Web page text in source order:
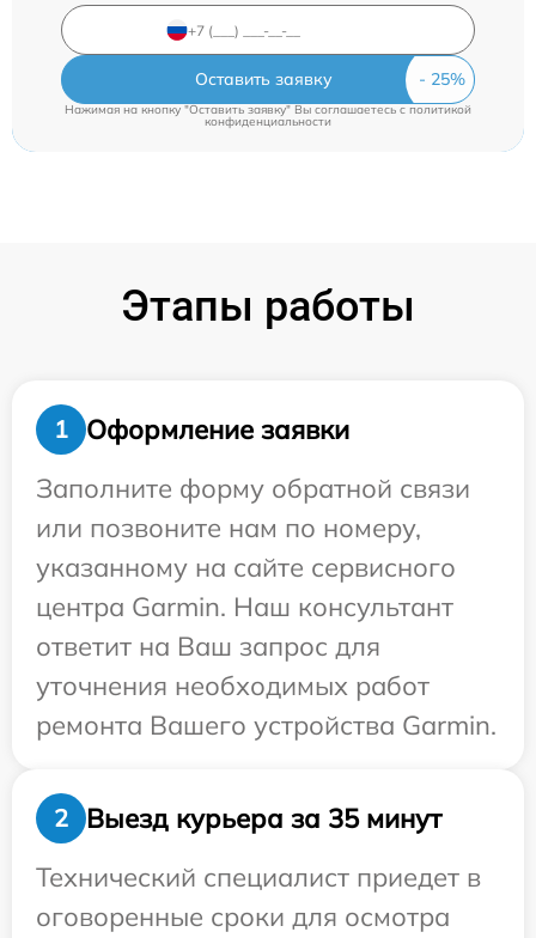
Оставить заявку
Нажимая на кнопку "Оставить заявку" Вы соглашаетесь cполитикой
конфиденциальности
Этапы работы
1
Оформление заявки
Заполните форму обратной связи
или позвоните нам по номеру,
указанному на сайте сервисного
центра Garmin. Наш консультант
ответит на Ваш запрос для
уточнения необходимых работ
ремонта Вашего устройства Garmin.
2
Выезд курьера за 35 минут
Технический специалист приедет в
оговоренные сроки для осмотра